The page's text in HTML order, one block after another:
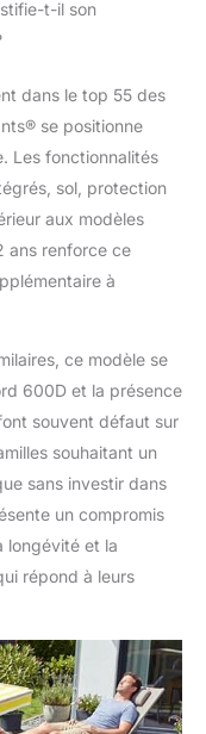
t-il son
dans le top 55 des
se positionne
Les fonctionnalités
sol, protection
aux modèles
ans renforce ce
à
ce modèle se
600D et la présence
souvent défaut sur
souhaitant un
sans investir dans
un compromis
longévité et la
répond à leurs